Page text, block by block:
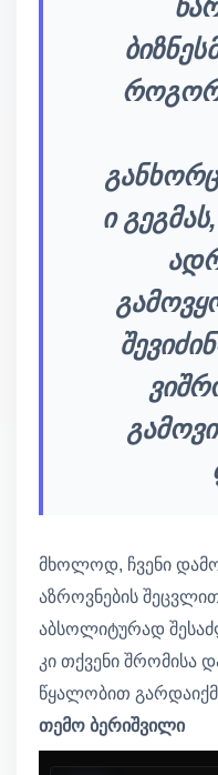
როგორ
ი
მხოლოდ, ჩვენი
აზროვნების
აბსოლიტურად
კი თქვენი შრომისა
წყალობით
თემო ბერიშვილი